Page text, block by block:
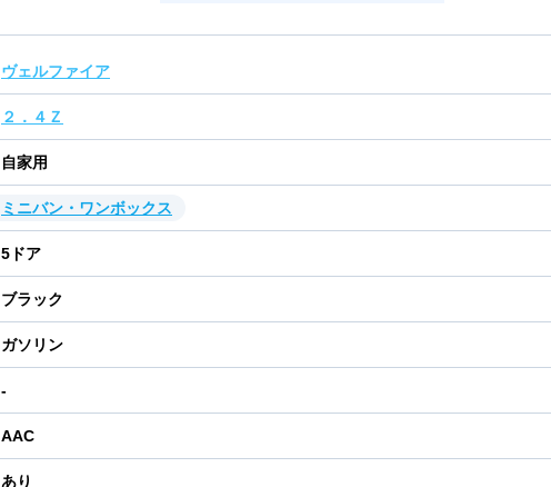
ヴェルファイア
２．４Ｚ
自家用
ミニバン・ワンボックス
5 ドア
ブラック
ガソリン
-
AAC
あり